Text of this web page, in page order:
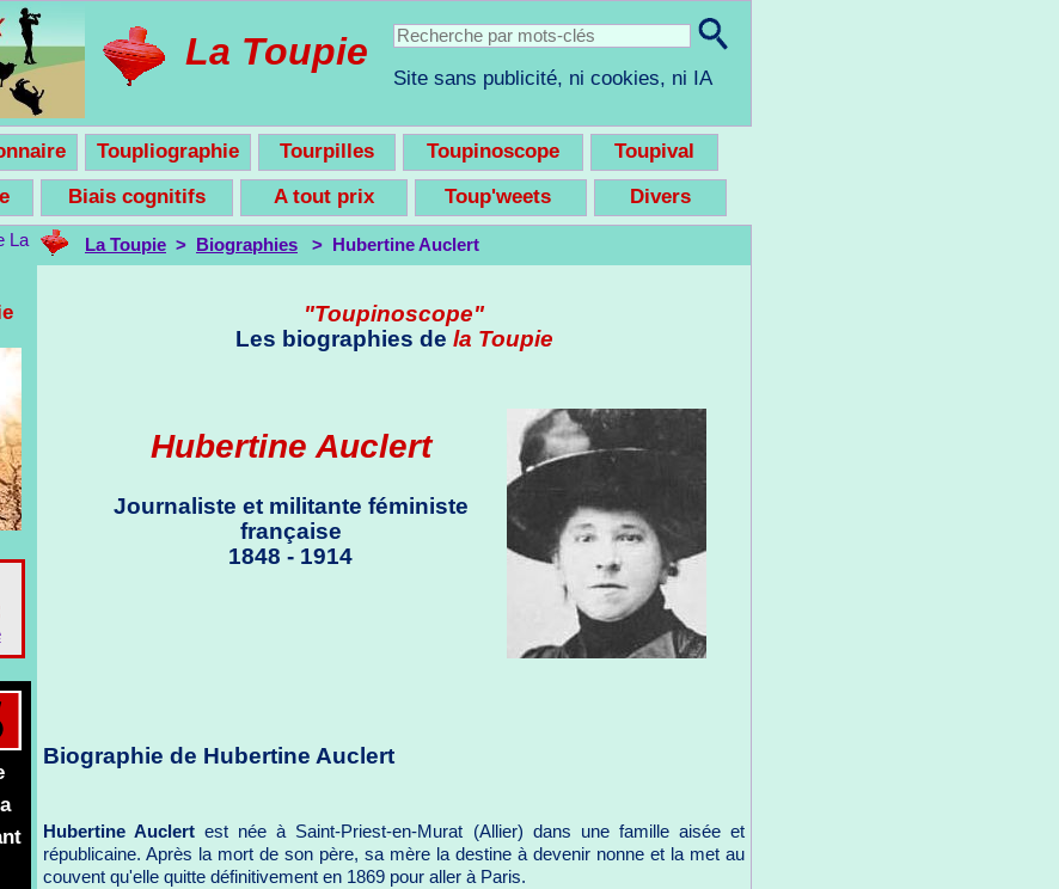
La Toupie
Site sans publicité, ni cookies, ni IA
Toupliographie Tourpilles Toupinoscope
Toupival
Biais cognitifs A tout prix Toup'weets Divers
La Toupie > Biographies > Hubertine Auclert
"Toupinoscope"
Les biographies de la Toupie
Hubertine Auclert
Journaliste et militante féministe
française
1848 - 1914
Biographie de Hubertine Auclert
Hubertine Auclert est née à Saint-Priest-en-Murat (Allier) dans une famille aisée et
républicaine. Après la mort de son père, sa mère la destine à devenir nonne et la met au
couvent qu'elle quitte définitivement en 1869 pour aller à Paris.